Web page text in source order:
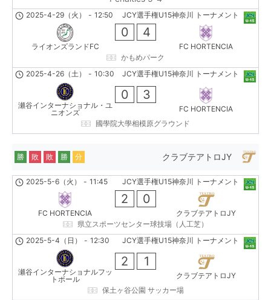
JCY選手権U15神奈川 トーナメント
2025-4-29（火） - 12:50
ライオンズランドFC
0 4
FC HORTENCIA
かもめパーク
JCY選手権U15神奈川 トーナメント
2025-4-26（土） - 10:30
瀬谷インターナショナル・ユ
ニオンズ
0 3
FC HORTENCIA
國學院大學相模原グラウンド
クラブテアトロJY
勝 敗 敗 勝 分
JCY選手権U15神奈川 トーナメント
2025-5-6（火） - 11:45
FC HORTENCIA
2 0
クラブテアトロJY
県立スポーツセンター球技場（人工芝）
JCY選手権U15神奈川 トーナメント
2025-5-4（日） - 12:30
瀬谷インターナショナルフッ
トボール
2 1
クラブテアトロJY
保土ヶ谷公園 サッカー場